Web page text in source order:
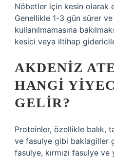
Nöbetler için kesin olarak
Genellikle 1-3 gün sürer ve
kullanılmamasına
kesici veya iltihap
AKDENIZ
HANGI
GELIR?
Proteinler, özellikle balık,
ve fasulye gibi baklagiller
fasulye, kırmızı fasulye